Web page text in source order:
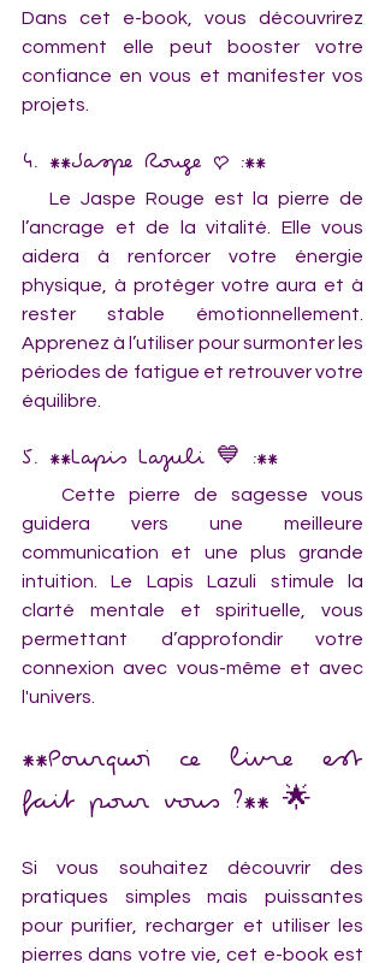
Dans cet e-book, vous découvrirez
comment elle peut booster votre
confiance en vous et manifester vos
projets.
4. **Jaspe Rouge ❤️ :**
   Le Jaspe Rouge est la pierre de
l’ancrage et de la vitalité. Elle vous
aidera à renforcer votre énergie
physique, à protéger votre aura et à
rester stable émotionnellement.
Apprenez à l’utiliser pour surmonter les
périodes de fatigue et retrouver votre
équilibre.
5. **Lapis Lazuli 💙 :**
guidera vers une meilleure
communication et une plus grande
intuition. Le Lapis Lazuli stimule la
clarté mentale et spirituelle, vous
permettant d’approfondir votre
connexion avec vous-même et avec
l'univers.
**Pourquoi ce livre est
fait pour vous ?** 🌟
Si vous souhaitez découvrir des
pratiques simples mais puissantes
pour purifier, recharger et utiliser les
pierres dans votre vie, cet e-book est